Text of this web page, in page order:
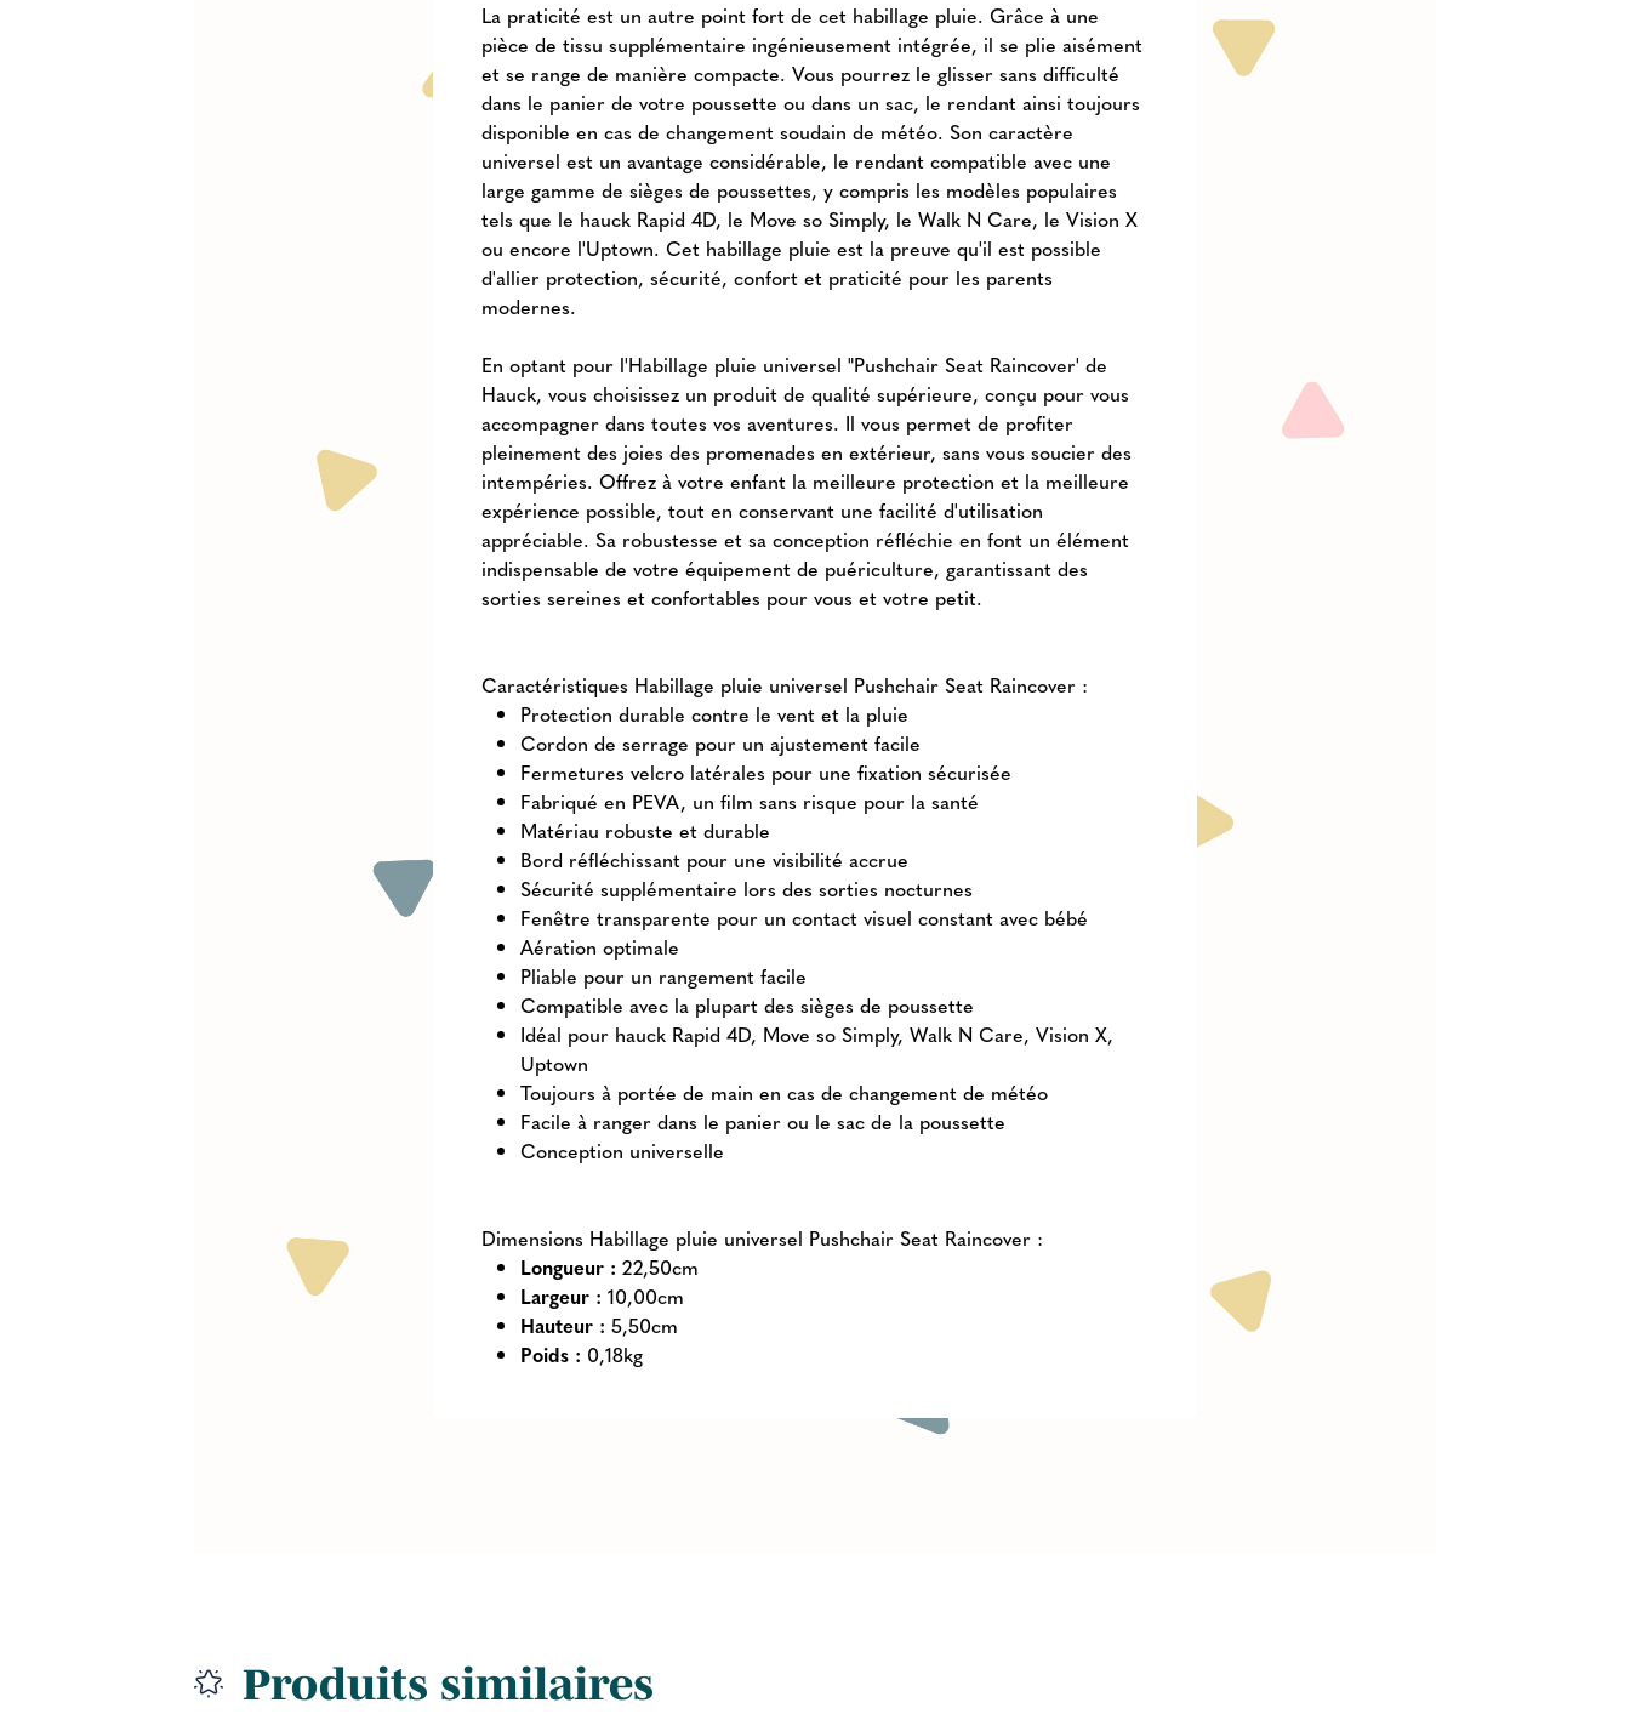
La praticité est un autre point fort de cet habillage pluie. Grâce à une
pièce de tissu supplémentaire ingénieusement intégrée, il se plie aisément
et se range de manière compacte. Vous pourrez le glisser sans difficulté
dans le panier de votre poussette ou dans un sac, le rendant ainsi toujours
disponible en cas de changement soudain de météo. Son caractère
universel est un avantage considérable, le rendant compatible avec une
large gamme de sièges de poussettes, y compris les modèles populaires
tels que le hauck Rapid 4D, le Move so Simply, le Walk N Care, le Vision X
ou encore l'Uptown. Cet habillage pluie est la preuve qu'il est possible
d'allier protection, sécurité, confort et praticité pour les parents
modernes.
En optant pour l'Habillage pluie universel "Pushchair Seat Raincover' de
Hauck, vous choisissez un produit de qualité supérieure, conçu pour vous
accompagner dans toutes vos aventures. Il vous permet de profiter
pleinement des joies des promenades en extérieur, sans vous soucier des
intempéries. Offrez à votre enfant la meilleure protection et la meilleure
expérience possible, tout en conservant une facilité d'utilisation
appréciable. Sa robustesse et sa conception réfléchie en font un élément
indispensable de votre équipement de puériculture, garantissant des
sorties sereines et confortables pour vous et votre petit.
Caractéristiques Habillage pluie universel Pushchair Seat Raincover :
Protection durable contre le vent et la pluie
Cordon de serrage pour un ajustement facile
Fermetures velcro latérales pour une fixation sécurisée
Fabriqué en PEVA, un film sans risque pour la santé
Matériau robuste et durable
Bord réfléchissant pour une visibilité accrue
Sécurité supplémentaire lors des sorties nocturnes
Fenêtre transparente pour un contact visuel constant avec bébé
Aération optimale
Pliable pour un rangement facile
Compatible avec la plupart des sièges de poussette
Idéal pour hauck Rapid 4D, Move so Simply, Walk N Care, Vision X,
Uptown
Toujours à portée de main en cas de changement de météo
Facile à ranger dans le panier ou le sac de la poussette
Conception universelle
Dimensions Habillage pluie universel Pushchair Seat Raincover :
Longueur : 22,50cm
Largeur : 10,00cm
Hauteur : 5,50cm
Poids : 0,18kg
Produits similaires